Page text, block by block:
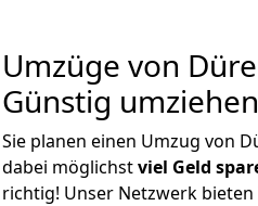
Umzüge von
Günstig umziehen
Sie planen einen Umzug von
dabei möglichstviel Geld
richtig! Unser Netzwerk bieten